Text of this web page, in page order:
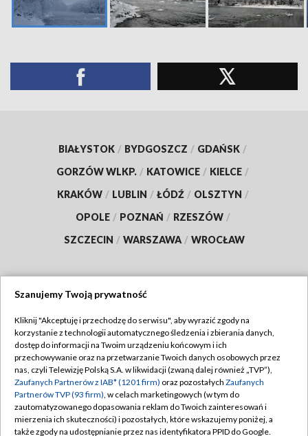
BIAŁYSTOK / BYDGOSZCZ / GDAŃSK /
GORZÓW WLKP. / KATOWICE / KIELCE /
KRAKÓW / LUBLIN / ŁÓDŹ / OLSZTYN /
OPOLE / POZNAŃ / RZESZÓW /
SZCZECIN / WARSZAWA / WROCŁAW
TVP
Abonament TVP
Emisja w TVP
Centrum informacji TVP
Naziemna Telewizja Cyfrowa
Regulamin TVP
Polityka prywatności
Moje zgody
Pomoc
Szanujemy Twoją prywatność
Kliknij "Akceptuję i przechodzę do serwisu", aby wyrazić zgody na
korzystanie z technologii automatycznego śledzenia i zbierania danych,
dostęp do informacji na Twoim urządzeniu końcowym i ich
przechowywanie oraz na przetwarzanie Twoich danych osobowych przez
nas, czyli Telewizję Polską S.A. w likwidacji (zwaną dalej również „TVP”),
Zaufanych Partnerów z IAB* (1201 firm) oraz pozostałych Zaufanych
Partnerów TVP (93 firm), w celach marketingowych (w tym do
zautomatyzowanego dopasowania reklam do Twoich zainteresowań i
mierzenia ich skuteczności) i pozostałych, które wskazujemy poniżej, a
także zgody na udostępnianie przez nas identyfikatora PPID do Google.